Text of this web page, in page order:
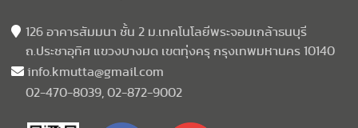
126 อาคารสัมมนา ชั้น 2 ม.เทคโนโลยีพระจอมเกล้าธนบุรี
ถ.ประชาอุทิศ แขวงบางมด เขตทุ่งครุ กรุงเทพมหานคร 10140
info.kmutta@gmail.com
02-470-8039, 02-872-9002